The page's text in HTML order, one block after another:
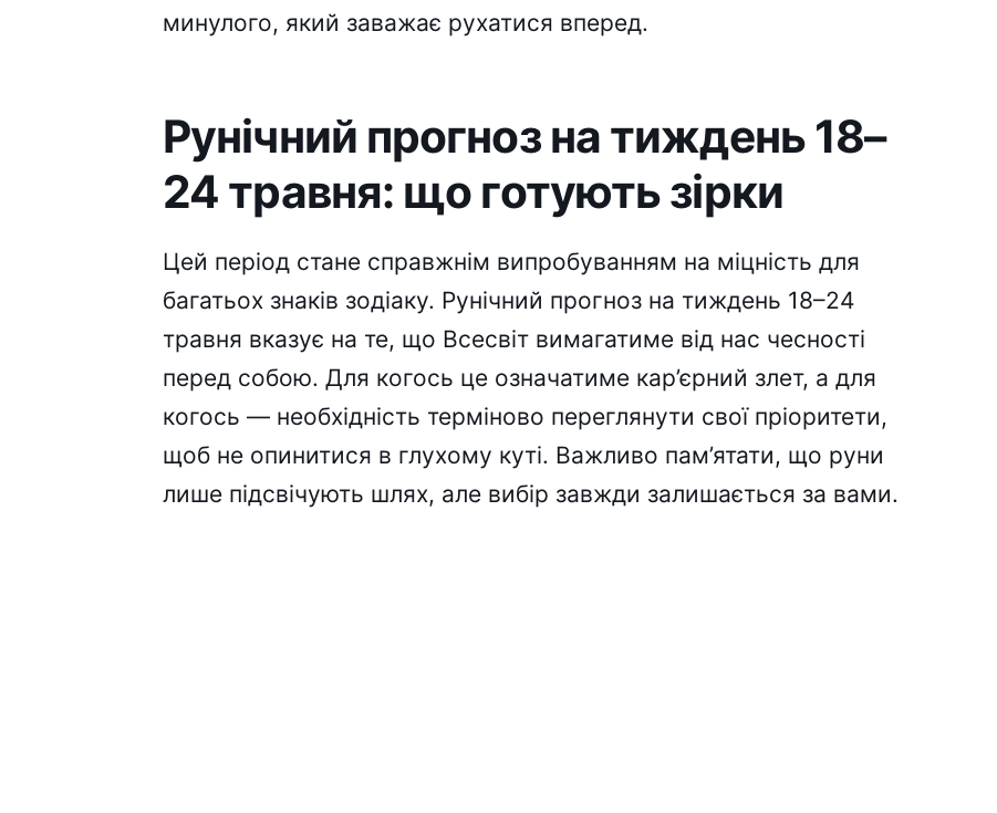
минулого, який заважає рухатися вперед.
Рунічний прогноз на тиждень 18–
24 травня: що готують зірки
Цей період стане справжнім випробуванням на міцність для
багатьох знаків зодіаку. Рунічний прогноз на тиждень 18–24
травня вказує на те, що Всесвіт вимагатиме від нас чесності
перед собою. Для когось це означатиме кар’єрний злет, а для
когось — необхідність терміново переглянути свої пріоритети,
щоб не опинитися в глухому куті. Важливо пам’ятати, що руни
лише підсвічують шлях, але вибір завжди залишається за вами.